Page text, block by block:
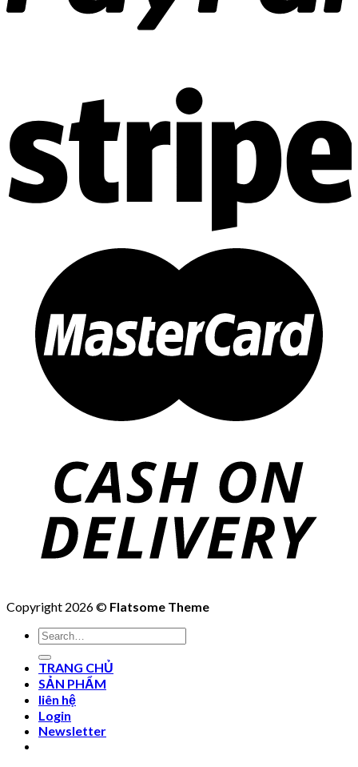
Copyright 2026 © Flatsome Theme
Search
for:
TRANG CHỦ
SẢN PHẨM
liên hệ
Login
Newsletter